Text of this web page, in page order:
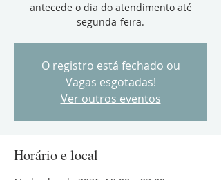
antecede o dia do atendimento até
segunda-feira.
O registro está fechado ou
Vagas esgotadas!
Ver outros eventos
Horário e local